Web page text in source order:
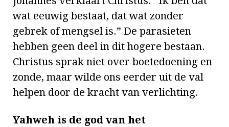
wat eeuwig bestaat, dat wat zonder
gebrek of mengsel is.” De parasieten
hebben geen deel in dit hogere bestaan.
Christus sprak niet over boetedoening en
zonde, maar wilde ons eerder uit de val
helpen door de kracht van verlichting.
Yahweh is de god van het